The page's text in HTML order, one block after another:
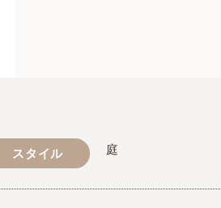
スタイル 庭